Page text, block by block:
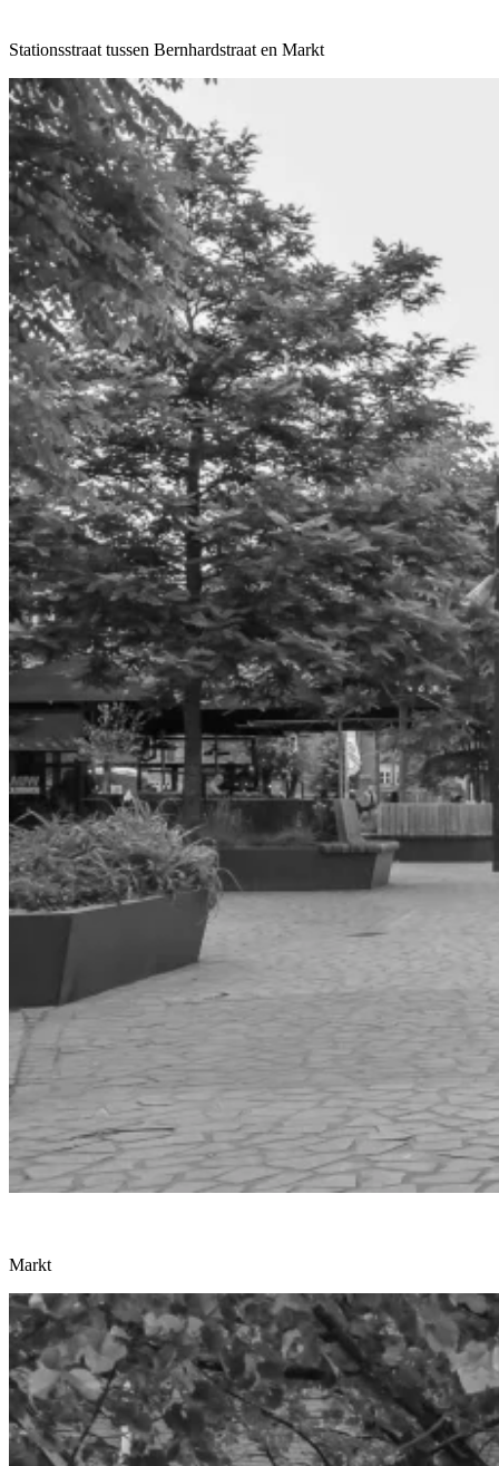
Stationsstraat tussen Bernhardstraat en Markt
Markt